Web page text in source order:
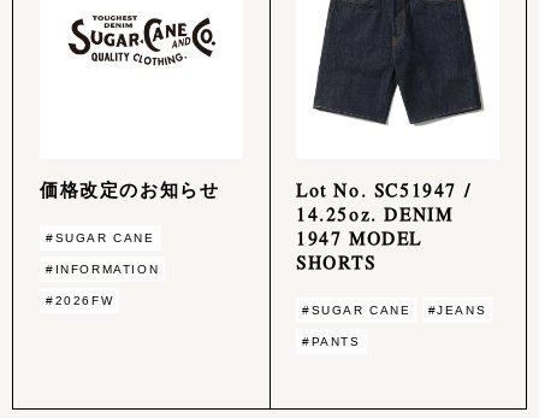
価格改定のお知らせ
#SUGAR CANE
#INFORMATION
#2026FW
Lot No. SC51947 /
14.25oz. DENIM
1947 MODEL
SHORTS
#SUGAR CANE #JEANS
#PANTS